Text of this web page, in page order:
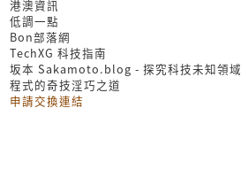
港澳資訊
低調一點
Bon部落網
TechXG 科技指南
坂本 Sakamoto.blog - 探究科技未知領域
程式的奇技淫巧之道
申請交換連結